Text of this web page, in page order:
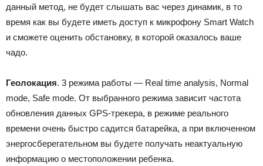
данный метод, не будет слышать вас через динамик, в то
время как вы будете иметь доступ к микрофону Smart Watch
и сможете оценить обстановку, в которой оказалось ваше
чадо.
Геолокация. 3 режима работы — Real time analysis, Normal
mode, Safe mode. От выбранного режима зависит частота
обновления данных GPS-трекера, в режиме реального
времени очень быстро садится батарейка, а при включенном
энергосберегательном вы будете получать неактуальную
информацию о местоположении ребенка.